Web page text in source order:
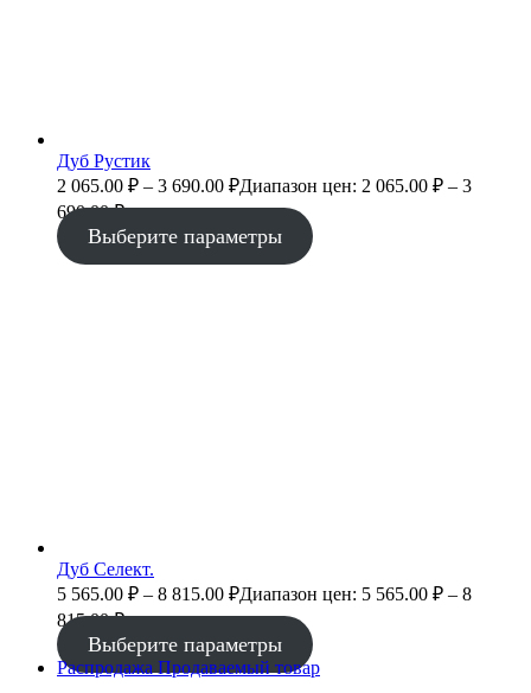
Дуб Рустик
2 065.00 ₽ – 3 690.00 ₽Диапазон цен: 2 065.00 ₽ – 3
690.00 ₽
Выберите параметры
Дуб Селект.
5 565.00 ₽ – 8 815.00 ₽Диапазон цен: 5 565.00 ₽ – 8
815.00 ₽
Выберите параметры
Распродажа Продаваемый товар